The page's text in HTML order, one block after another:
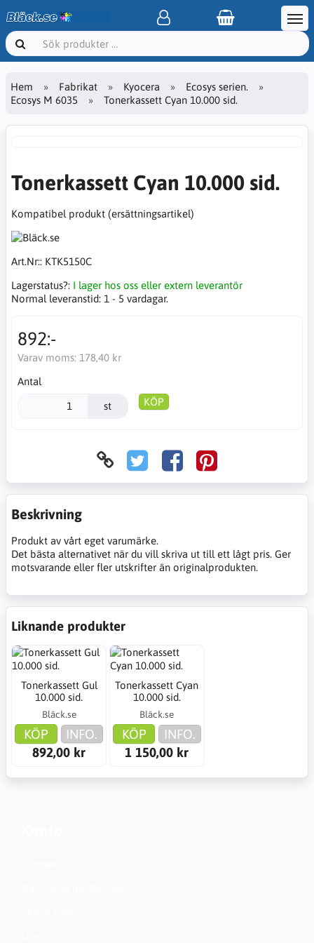
Hem Fabrikat Kyocera
Ecosys serien.
Ecosys M 6035
Tonerkassett Cyan 10.000 sid.
Tonerkassett Cyan 10.000 sid.
Kompatibel produkt (ersättningsartikel)
Art.Nr:: KTK5150C
Lagerstatus?: I lager hos oss eller extern leverantör
Normal leveranstid: 1 - 5 vardagar.
892:-
Varav moms: 178,40 kr
Antal
st KÖP
Beskrivning
Produkt av vårt eget varumärke.
Det bästa alternativet när du vill skriva ut till ett lågt pris. Ger
motsvarande eller fler utskrifter än originalprodukten.
Liknande produkter
Tonerkassett Gul
10.000 sid.
Bläck.se
KÖP
INFO.
892,00 kr
Tonerkassett Cyan
10.000 sid.
Bläck.se
KÖP
INFO.
1 150,00 kr